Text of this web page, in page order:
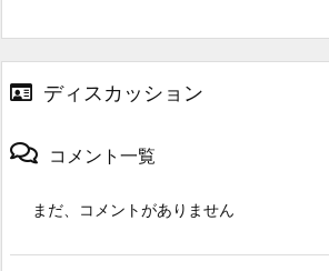
ディスカッション
コメント一覧
まだ、コメントがありません